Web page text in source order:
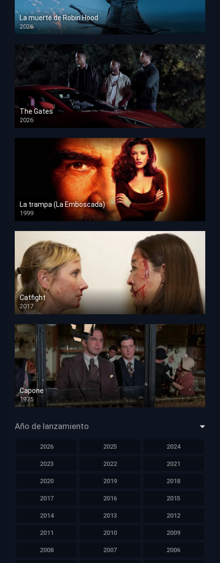
La muerte de Robin Hood
2026
HD 1080p
The Gates
2026
HD 1080p
La trampa (La Emboscada)
1999
HD 1080p
Catfight
2017
HD 720p
Capone
1975
HD 1080p
Año de lanzamiento
2026 2025 2024
2023 2022 2021
2020 2019 2018
2017 2016 2015
2014 2013 2012
2011 2010 2009
2008 2007 2006